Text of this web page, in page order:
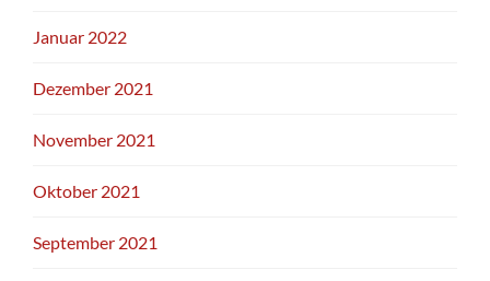
Januar 2022
Dezember 2021
November 2021
Oktober 2021
September 2021